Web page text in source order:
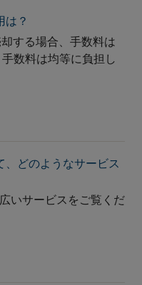
は？
する場合、手数料は
数料は均等に負担し
、どのようなサービス
いサービスをご覧くだ